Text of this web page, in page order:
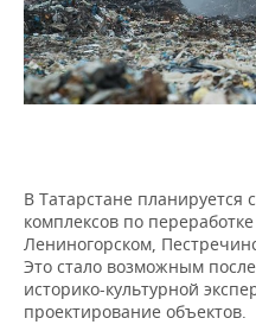
НЕФТЕХИМИЯ
НЕФТЬ
РОЗНИЧНАЯ ТОРГОВЛЯ
ТРАНСПОРТ
НОВОСТИ ТЕХНОЛОГИЙ
IT
ТЕЛЕКОММУНИКАЦИИ
МЕРОПРИЯТИЯ
НОВОСТИ
БИЗНЕС-БРАНЧИ
ONLINE-КОНФЕРЕНЦИИ
ОТКРЫТАЯ ЛЕКЦИЯ
СПОРТ
ФУТБОЛ
ХОККЕЙ
БАСКЕТБОЛ
НОВОСТИ ОБЩЕСТВА
ВЛАСТЬ
ИНФРАСТРУКТУРА
ФОТОГАЛЕРЕЯ
СЮЖЕТЫ
СПРАВОЧНИК
В Татарстане планируется
комплексов по
Лениногорском,
Это стало возможным
историко-культурной
проектирование объектов.